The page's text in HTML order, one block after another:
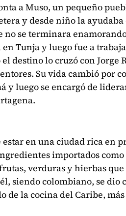
a Muso, un pequeño
y desde niño la ayudaba
no se terminara
Tunja y luego fue a
destino lo cruzó con Jorge
Su vida cambió por
y luego se encargó de
en una ciudad rica en
importados
verduras y hierbas
siendo colombiano, se dio
de la cocina del Caribe,